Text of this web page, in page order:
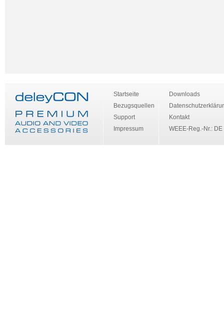
Startseite
Bezugsquellen
Support
Impressum
Downloads
Kontakt
WEEE-Reg.-Nr.: